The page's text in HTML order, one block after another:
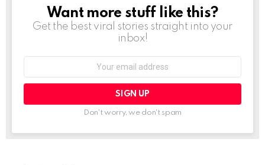
NEWSLETTER
Want more stuff like this?
Get the best viral stories straight into your
inbox!
Don't worry, we don't spam